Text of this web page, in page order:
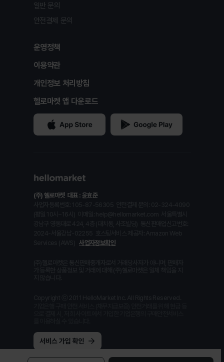
일반 문의
안전결제 문의
운영정책
이용약관
개인정보 처리방침
헬로마켓 앱 다운로드
(주) 헬로마켓 대표 : 윤효준
사업자정보확인